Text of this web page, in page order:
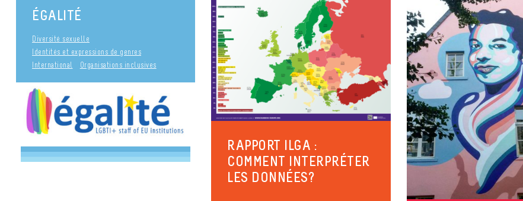
ÉGALITÉ
Diversité sexuelle
Identités et expressions de genres
International
Organisations inclusives
RAPPORT ILGA :
COMMENT INTERPRÉTER
LES DONNÉES?